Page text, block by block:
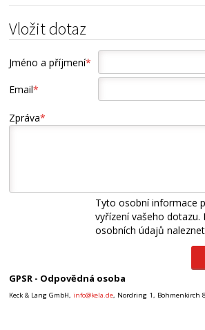
Vložit dotaz
Jméno a příjmení*
Email*
Zpráva*
Tyto osobní informace
vyřízení vašeho
osobních údajů
GPSR - Odpovědná osoba
Keck & Lang GmbH, info@kela.de, Nordring 1, Bohmenkirch